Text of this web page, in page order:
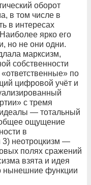
оборот
в том числе в
в интересах
ярко его
но не они одни.
марксизм,
собственности
по
цифровой учёт и
с тремя
идеалы — тотальный
ощущение
в
3) неотроцкизм —
полях сражений
взята и идея
нынешние функции